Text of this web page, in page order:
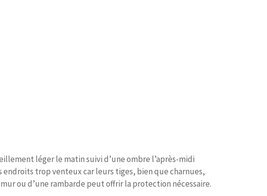
léger le matin suivi d’une ombre l’après-midi
trop venteux car leurs tiges, bien que charnues,
ou d’une rambarde peut offrir la protection nécessaire.